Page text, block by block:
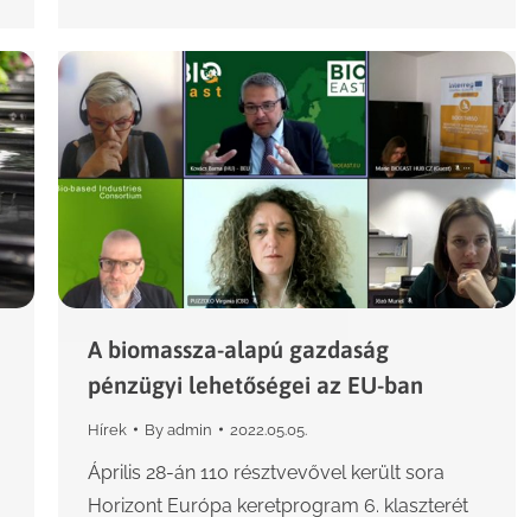
A biomassza-alapú gazdaság
pénzügyi lehetőségei az EU-ban
Hírek By admin 2022.05.05.
Április 28-án 110 résztvevővel került sora
Horizont Európa keretprogram 6. klaszterét